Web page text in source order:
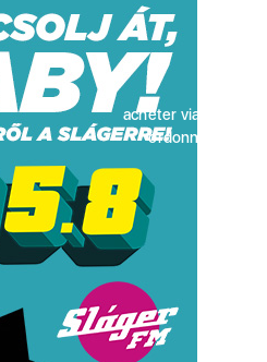
acheter viagra sans
ordonnance